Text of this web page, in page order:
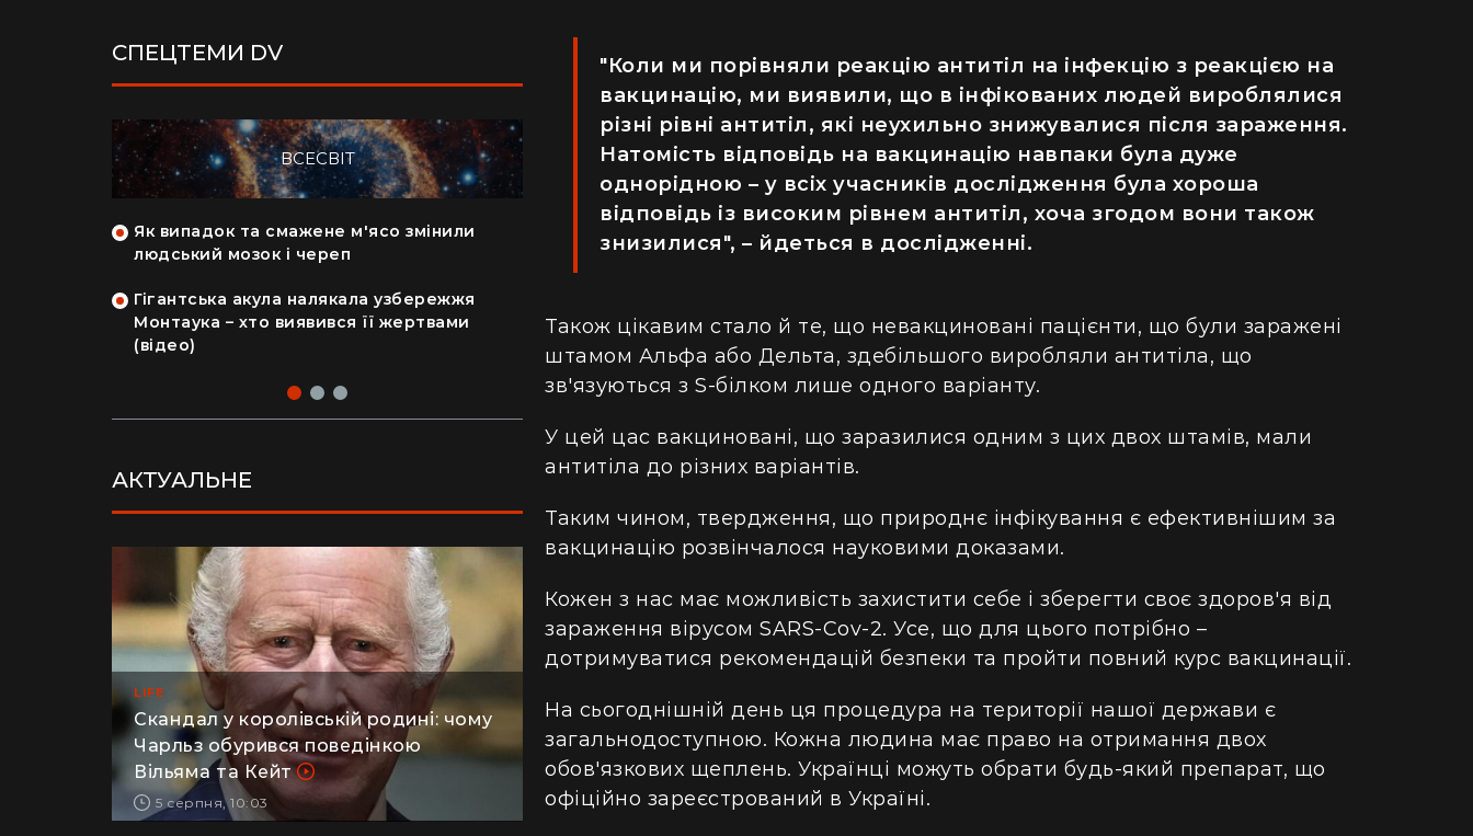
ВСЕСВІТ
Як випадок та смажене м'ясо змінили
Гігантська акула налякала узбережжя
Монтаука – хто виявився її жертвами
ПОДОРОЖІ
"Я відчув, як трясеться земля": перед
сотнями туристів в ущелині впали валуни
Життя на круїзному лайнері: скільки
коштує купити каюту та мешкати в морі
ДІМ
"Жодну рослину не посаджу": як кияни
З двокімнатної в село: блогерка продала
квартиру за "єВідновлення" та купила дім
з пінопласту (відео)
LIFE
Скандал у королівській родині: чому
Чарльз обурився поведінкою
Вільяма та Кейт
5 серпня, 10:03
"Коли ми порівняли реакцію антитіл на інфекцію з реакцією на
вакцинацію, ми виявили, що в інфікованих людей вироблялися
різні рівні антитіл, які неухильно знижувалися після зараження.
Натомість відповідь на вакцинацію навпаки була дуже
однорідною – у всіх учасників дослідження була хороша
відповідь із високим рівнем антитіл, хоча згодом вони також
знизилися", – йдеться в дослідженні.
Також цікавим стало й те, що невакциновані пацієнти, що були заражені
штамом Альфа або Дельта, здебільшого виробляли антитіла, що
зв'язуються з S-білком лише одного варіанту.
У цей цас вакциновані, що заразилися одним з цих двох штамів, мали
антитіла до різних варіантів.
Таким чином, твердження, що природнє інфікування є ефективнішим за
вакцинацію розвінчалося науковими доказами.
Кожен з нас має можливість захистити себе і зберегти своє здоров'я від
зараження вірусом SARS-Cov-2. Усе, що для цього потрібно –
дотримуватися рекомендацій безпеки та пройти повний курс вакцинації.
На сьогоднішній день ця процедура на території нашої держави є
загальнодоступною. Кожна людина має право на отримання двох
обов'язкових щеплень. Українці можуть обрати будь-який препарат, що
офіційно зареєстрований в Україні.